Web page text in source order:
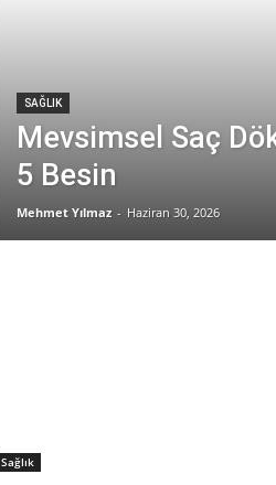
SAĞLIK
Mevsimsel Saç
5 Besin
Mehmet Yılmaz - Haziran 30, 2026
Sağlık